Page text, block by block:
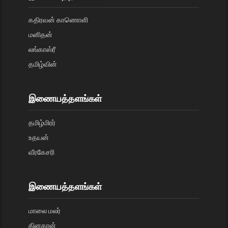
கதிரவன் காணொளி
மனிதன்
லங்காஸ்ரீ
தமிழ்வின்
இணையத்தளங்கள்
தமிழ்மிரர்
உதயன்
வீரகேசரி
இணையத்தளங்கள்
மாலை மலர்
தினகரன்